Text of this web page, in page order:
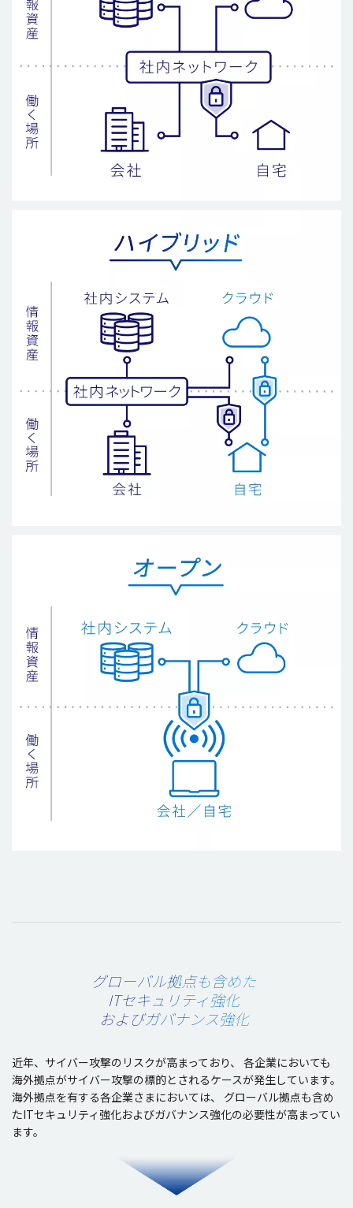
グローバル拠点も含めた
ITセキュリティ強化
およびガバナンス強化
近年、サイバー攻撃のリスクが高まっており、
各企業においても
海外拠点がサイバー攻撃の標的とされるケースが発生しています。
海外拠点を有する各企業さまにおいては、
グローバル拠点も含め
たITセキュリティ強化およびガバナンス強化の必要性が高まってい
ます。